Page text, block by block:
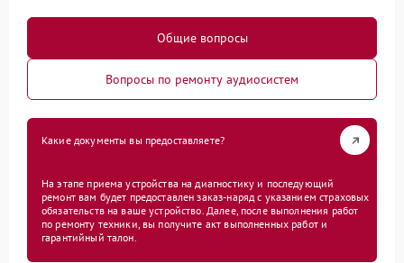
Общие вопросы
Вопросы по ремонту аудиосистем
Какие документы вы предоставляете?
На этапе приема устройства на диагностику и последующий
ремонт вам будет предоставлен заказ-наряд с указанием страховых
обязательств на ваше устройство. Далее, после выполнения работ
по ремонту техники, вы получите акт выполненных работ и
гарантийный талон.